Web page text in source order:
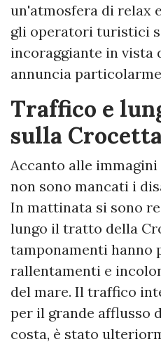
un'atmosfera di relax
gli operatori turistici
incoraggiante in vista
annuncia
Traffico e
sulla Crocetta
Accanto alle
non sono mancati i
In mattinata si sono
lungo il tratto della
tamponamenti hanno
rallentamenti e
del mare. Il traffico
per il grande afflusso
costa, è stato